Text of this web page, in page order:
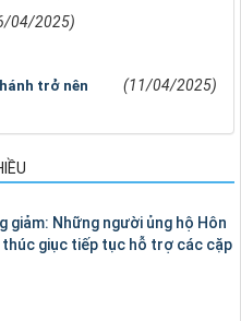
04/2025)
trở nên
(11/04/2025)
giảm: Những người ủng hộ Hôn
thúc giục tiếp tục hỗ trợ các cặp